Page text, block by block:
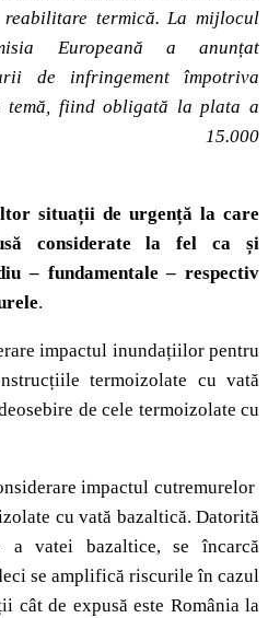
termică. La mijlocul
Europeană a anunțat
de infringement împotriva
temă, fiind obligată la plata a
15.000
situații de urgență la care
considerate la fel ca și
– fundamentale – respectiv
.
impactul inundațiilor pentru
termoizolate cu vată
de cele termoizolate cu
impactul cutremurelor
cu vată bazaltică. Datorită
a vatei bazaltice, se încarcă
se amplifică riscurile în cazul
cât de expusă este România la